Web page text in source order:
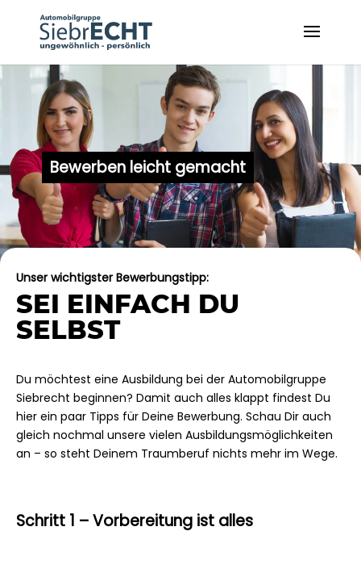
Bewerben leicht gemacht
Unser wichtigster Bewerbungstipp:
SEI EINFACH DU
SELBST
Du möchtest eine Ausbildung bei der Automobilgruppe
Siebrecht beginnen? Damit auch alles klappt findest Du
hier ein paar Tipps für Deine Bewerbung. Schau Dir auch
gleich nochmal unsere vielen Ausbildungsmöglichkeiten
an – so steht Deinem Traumberuf nichts mehr im Wege.
Schritt 1 – Vorbereitung ist alles